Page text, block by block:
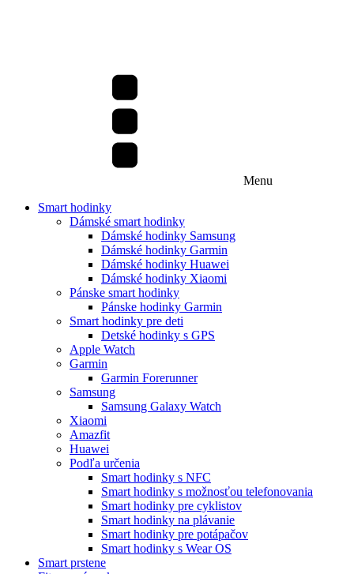
Menu
Smart hodinky
Dámské smart hodinky
Dámské hodinky Samsung
Dámské hodinky Garmin
Dámské hodinky Huawei
Dámské hodinky Xiaomi
Pánske smart hodinky
Pánske hodinky Garmin
Smart hodinky pre deti
Detské hodinky s GPS
Apple Watch
Garmin
Garmin Forerunner
Samsung
Samsung Galaxy Watch
Xiaomi
Amazfit
Huawei
Podľa určenia
Smart hodinky s NFC
Smart hodinky s možnosťou telefonovania
Smart hodinky pre cyklistov
Smart hodinky na plávanie
Smart hodinky pre potápačov
Smart hodinky s Wear OS
Smart prstene